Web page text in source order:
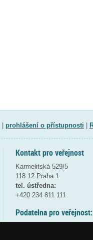
prohlášení o přístupnosti
Kontakt pro veřejnost
Karmelitská 529/5
118 12 Praha 1
tel. ústředna:
+420 234 811 111
Podatelna pro veřejnost: